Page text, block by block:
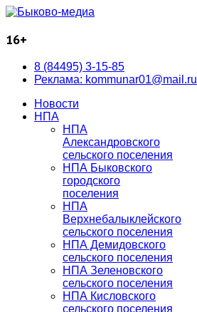
16+
8 (84495) 3-15-85
Реклама: kommunar01@mail.ru
Новости
НПА
НПА
Александровского
сельского поселения
НПА Быковского
городского
поселения
НПА
Верхнебалыклейского
сельского поселения
НПА Демидовского
сельского поселения
НПА Зеленовского
сельского поселения
НПА Кисловского
сельского поселения